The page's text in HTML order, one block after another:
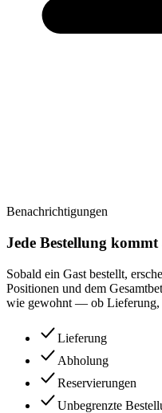
Benachrichtigungen
Jede Bestellung
Sobald ein Gast bestellt,
Positionen und dem
wie gewohnt — ob Lieferung,
Lieferung
Abholung
Reservierungen
Unbegrenzte